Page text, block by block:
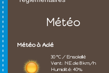
Météo
Météo à Adé
30 °C / Ensoleillé
Vent: NE de 8 km/h
Humidité: 40%